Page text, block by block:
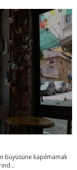
büyüsüne kapılmamak